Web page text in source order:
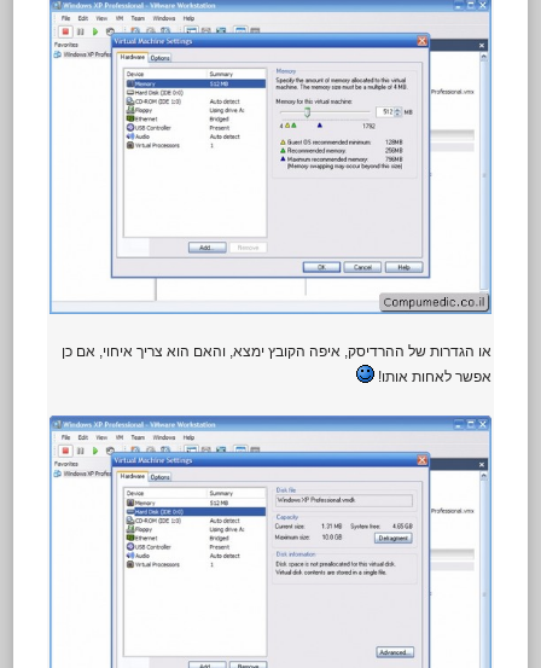
או הגדרות של ההרדיסק, איפה הקובץ ימצא, והאם הוא צריך איחוי, אם כן
אפשר לאחות אותו!